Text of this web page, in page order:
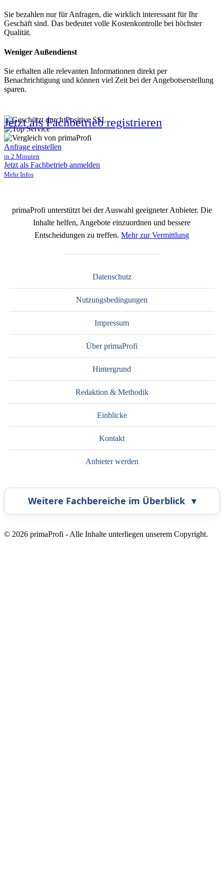
Sie bezahlen nur für Anfragen, die wirklich interessant für Ihr
Geschäft sind. Das bedeutet volle Kostenkontrolle bei höchster
Qualität.
Weniger Außendienst
Sie erhalten alle relevanten Informationen direkt per
Benachrichtigung und können viel Zeit bei der Angebotserstellung
sparen.
Jetzt als Fachbetrieb registrieren
Anfrage einstellen
in 2 Minuten
Jetzt als Fachbetrieb anmelden
Mehr Infos
primaProfi unterstützt bei der Auswahl geeigneter Anbieter. Die
Inhalte helfen, Angebote einzuordnen und bessere
Entscheidungen zu treffen.Mehr zur Vermittlung
Datenschutz
Nutzungsbedingungen
Impressum
Über primaProfi
Hintergrund
Redaktion & Methodik
Einblicke
Kontakt
Anbieter werden
Weitere Fachbereiche im Überblick ▾
Airbrush Bestatter
© 2026 primaProfi - Alle Inhalte unterliegen unserem Copyright.